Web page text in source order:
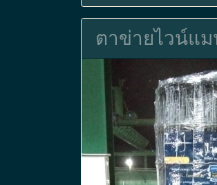
ตาข่ายไวน์แม